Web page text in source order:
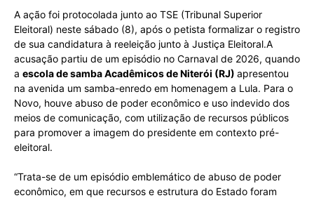
A ação foi protocolada junto ao TSE (Tribunal Superior
Eleitoral) neste sábado (8), após o petista formalizar o registro
de sua candidatura à reeleição junto à Justiça Eleitoral.A
acusação partiu de um episódio no Carnaval de 2026, quando
a escola de samba Acadêmicos de Niterói (RJ) apresentou
na avenida um samba-enredo em homenagem a Lula. Para o
Novo, houve abuso de poder econômico e uso indevido dos
meios de comunicação, com utilização de recursos públicos
para promover a imagem do presidente em contexto pré-
eleitoral.
“Trata-se de um episódio emblemático de abuso de poder
econômico, em que recursos e estrutura do Estado foram